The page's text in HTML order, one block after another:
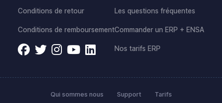
Conditions de retour
Conditions de remboursement
Les questions fréquentes
Commander un ERP + ENSA
Nos tarifs ERP
Qui sommes nous Support Tarifs